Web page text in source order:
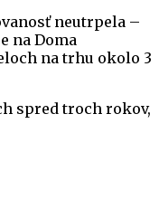
neutrpela –
na Doma
na trhu okolo 3
spred troch rokov,